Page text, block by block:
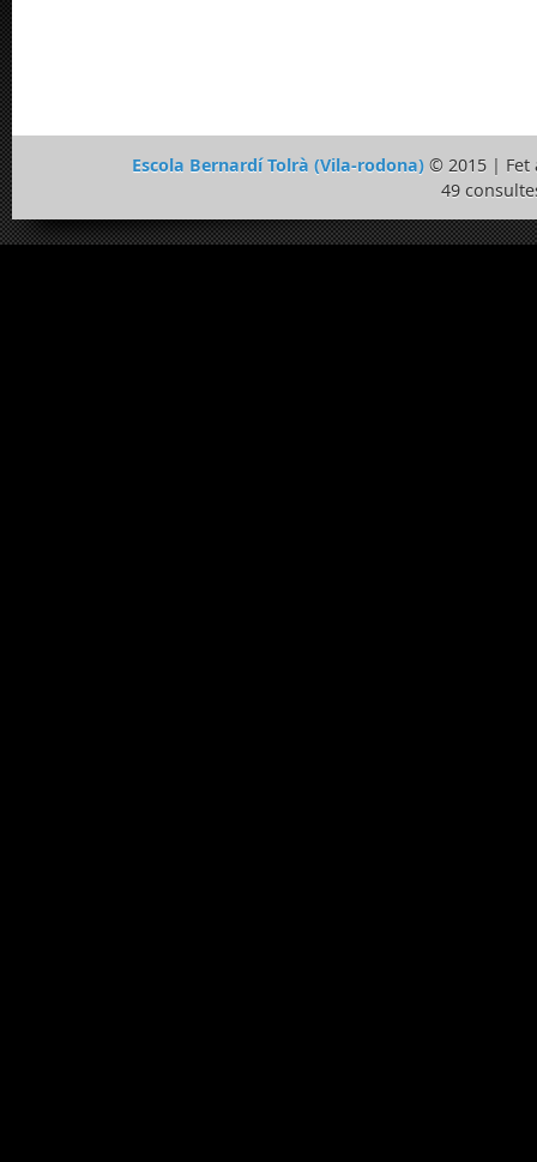
Escola Bernardí Tolrà (Vila-rodona) © 2015 | Fet
49